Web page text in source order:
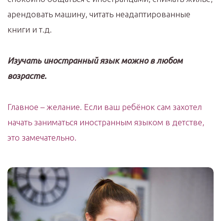
арендовать машину, читать неадаптированные
книги и т.д.
Изучать иностранный язык можно в любом
возрасте.
Главное – желание. Если ваш ребёнок сам захотел
начать заниматься иностранным языком в детстве,
это замечательно.